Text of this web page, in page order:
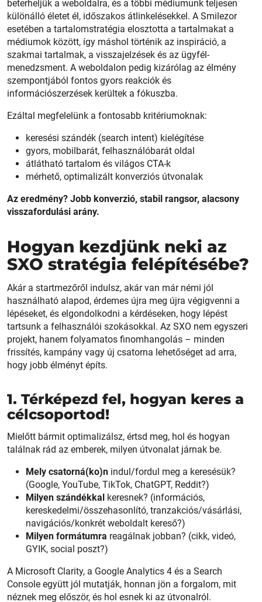
beterheljük a weboldalra, és a többi médiumunk teljesen
különálló életet él, időszakos átlinkelésekkel. A Smilezor
esetében a tartalomstratégia elosztotta a tartalmakat a
médiumok között, így máshol történik az inspiráció, a
szakmai tartalmak, a visszajelzések és az ügyfél-
menedzsment. A weboldalon pedig kizárólag az élmény
szempontjából fontos gyors reakciók és
információszerzések kerültek a fókuszba.
Ezáltal megfelelünk a fontosabb kritériumoknak:
keresési szándék (search intent) kielégítése
gyors, mobilbarát, felhasználóbarát oldal
átlátható tartalom és világos CTA-k
mérhető, optimalizált konverziós útvonalak
Az eredmény? Jobb konverzió, stabil rangsor, alacsony
visszafordulási arány.
Hogyan kezdjünk neki az
SXO stratégia felépítésébe?
Akár a startmezőről indulsz, akár van már némi jól
használható alapod, érdemes újra meg újra végigvenni a
lépéseket, és elgondolkodni a kérdéseken, hogy lépést
tartsunk a felhasználói szokásokkal. Az SXO nem egyszeri
projekt, hanem folyamatos finomhangolás – minden
frissítés, kampány vagy új csatorna lehetőséget ad arra,
hogy jobb élményt építs.
1. Térképezd fel, hogyan keres a
célcsoportod!
Mielőtt bármit optimalizálsz, értsd meg, hol és hogyan
találnak rád az emberek, milyen útvonalat járnak be.
Mely csatorná(ko)n indul/fordul meg a keresésük?
(Google, YouTube, TikTok, ChatGPT, Reddit?)
Milyen szándékkal keresnek? (információs,
kereskedelmi/összehasonlító, tranzakciós/vásárlási,
navigációs/konkrét weboldalt kereső?)
Milyen formátumra reagálnak jobban? (cikk, videó,
GYIK, social poszt?)
A Microsoft Clarity, a Google Analytics 4 és a Search
Console együtt jól mutatják, honnan jön a forgalom, mit
néznek meg először, és hol esnek ki az útvonalról.